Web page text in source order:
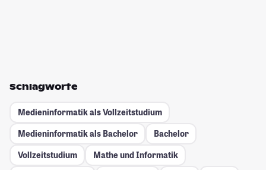
Schlagworte
Medieninformatik als Vollzeitstudium
Medieninformatik als Bachelor
Bachelor
Vollzeitstudium
Mathe und Informatik